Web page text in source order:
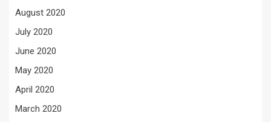
August 2020
July 2020
June 2020
May 2020
April 2020
March 2020